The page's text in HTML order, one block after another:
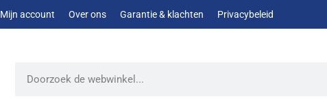
Mijn account Over ons Garantie & klachten Privacybeleid